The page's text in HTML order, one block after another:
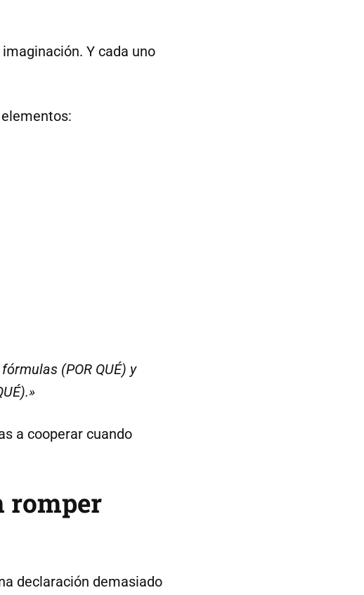
Y cada uno
(POR QUÉ) y
a cooperar cuando
romper
declaración demasiado